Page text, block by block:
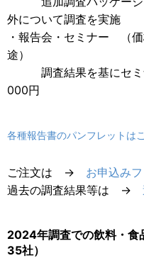
外について調査を実施
・報告会・セミナー （
途）
調査結果を基にセミ
000円
各種報告書のパンフレットは
ご注文は → お申込み
過去の調査結果等は →
2024年調査での飲料・食
35社）